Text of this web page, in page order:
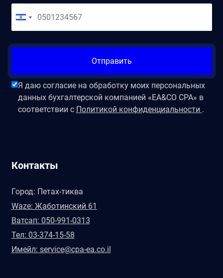
Отправить
Я даю согласие на обработку моих персональных
данных бухгалтерской компанией «EA&CO CPA» в
соответствии с Политикой конфиденциальности .
Контакты
Город: Петах-тиква
Waze: Жаботинский 61
Ватсап: 050-991-0313
Тел: 03-374-15-58
Имейл: service@cpa-ea.co.il